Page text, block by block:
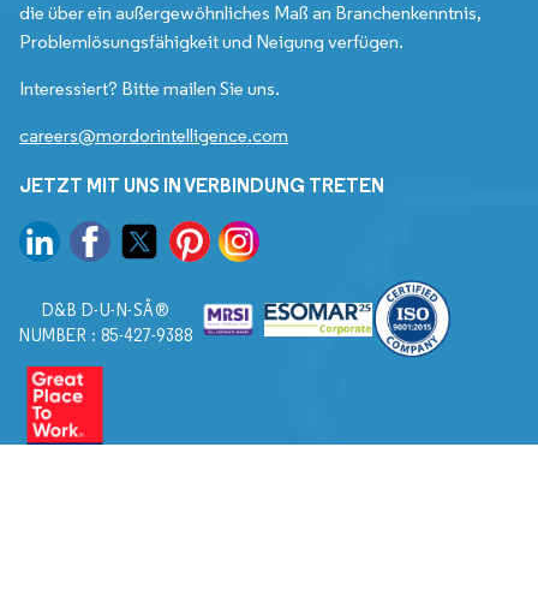
die über ein außergewöhnliches Maß an Branchenkenntnis,
Problemlösungsfähigkeit und Neigung verfügen.
Interessiert? Bitte mailen Sie uns.
careers@mordorintelligence.com
JETZT MIT UNS IN VERBINDUNG TRETEN
D&B D-U-N-SÂ®
NUMBER : 85-427-9388